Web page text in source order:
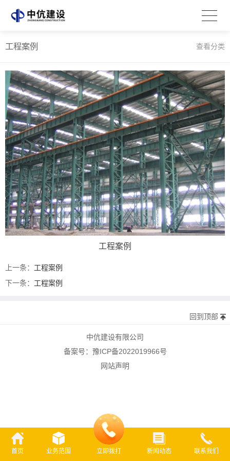
工程案例 查看分类
工程案例
上一条： 工程案例
下一条： 工程案例
首页 业务范围 立即拨打 新闻动态 联系我们
回到顶部
中伉建设有限公司
备案号： 豫ICP备2022019966号
网站声明